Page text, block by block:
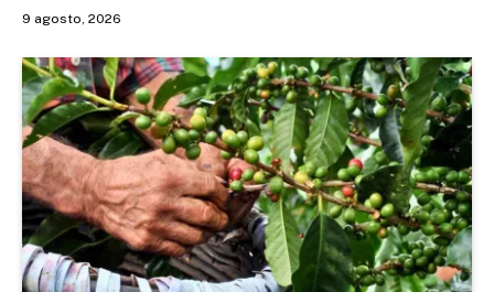
9 agosto, 2026